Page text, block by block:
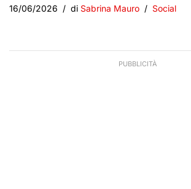
16/06/2026 di Sabrina Mauro Social